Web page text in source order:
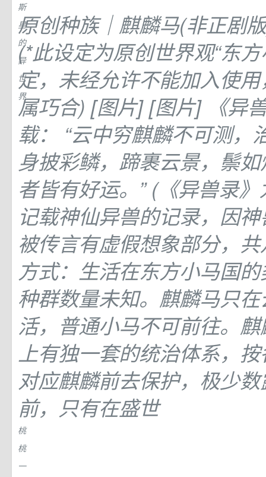
斯
星
的
异
世
界
原创种族｜麒麟马(非正剧
(*此设定为原创世界观“东
定，未经允许不能加入使
属巧合) [图片] [图片] 《异
载： “云中穷麒麟不可测，
身披彩鳞，蹄裹云景，鬃
者皆有好运。” (《异兽录
记载神仙异兽的记录，因
被传言有虚假想象部分，
方式：生活在东方小马国
种群数量未知。麒麟马只
活，普通小马不可前往。
上有独一套的统治体系，
对应麒麟前去保护，极少
前，只有在盛世
桃
桃
一